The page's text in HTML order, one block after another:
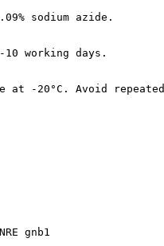
sodium azide.
working days.
at -20°C. Avoid
gnb1